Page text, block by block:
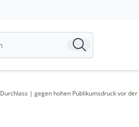
| gegen hohen Publikumsdruck vor